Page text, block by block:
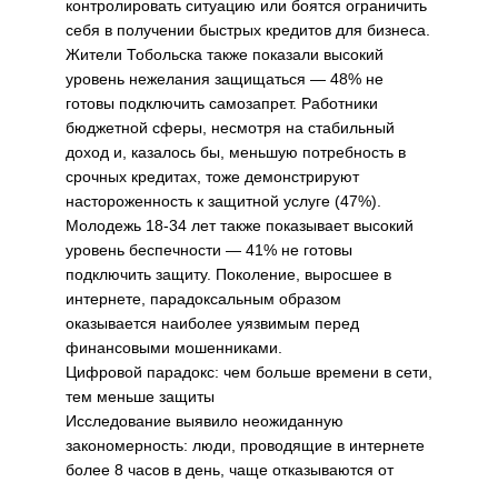
контролировать ситуацию или боятся ограничить
себя в получении быстрых кредитов для бизнеса.
Жители Тобольска также показали высокий
уровень нежелания защищаться — 48% не
готовы подключить самозапрет. Работники
бюджетной сферы, несмотря на стабильный
доход и, казалось бы, меньшую потребность в
срочных кредитах, тоже демонстрируют
настороженность к защитной услуге (47%).
Молодежь 18-34 лет также показывает высокий
уровень беспечности — 41% не готовы
подключить защиту. Поколение, выросшее в
интернете, парадоксальным образом
оказывается наиболее уязвимым перед
финансовыми мошенниками.
Цифровой парадокс: чем больше времени в сети,
тем меньше защиты
Исследование выявило неожиданную
закономерность: люди, проводящие в интернете
более 8 часов в день, чаще отказываются от